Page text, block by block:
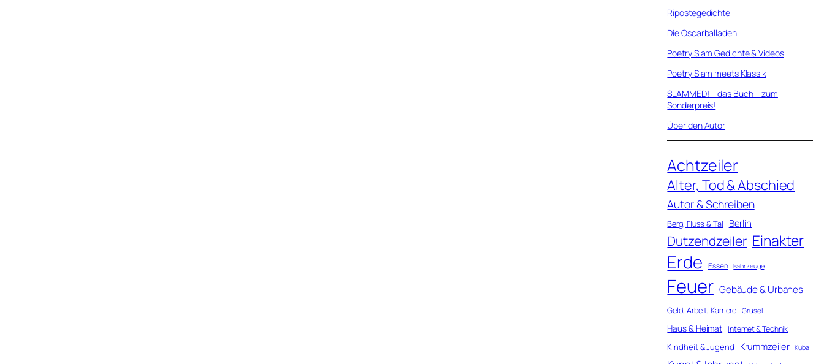
Ripostegedichte
Die Oscarballaden
Poetry Slam Gedichte & Videos
Poetry Slam meets Klassik
SLAMMED! – das Buch – zum
Sonderpreis!
Über den Autor
Achtzeiler
Alter, Tod & Abschied
Autor & Schreiben
Berg, Fluss & Tal Berlin
Dutzendzeiler Einakter
Erde Essen Fahrzeuge
Feuer Gebäude & Urbanes
Geld, Arbeit, Karriere Grusel
Haus & Heimat Internet & Technik
Kindheit & Jugend Krummzeiler Kuba